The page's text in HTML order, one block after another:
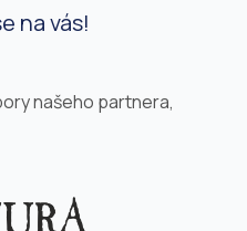
na vás!
našeho partnera,